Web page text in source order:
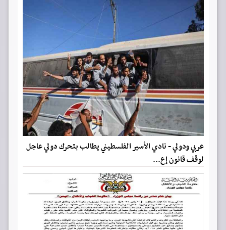
عربي ودولي - نادي الأسير الفلسطيني يطالب بتحرك دولي عاجل
لوقف قانون إع...